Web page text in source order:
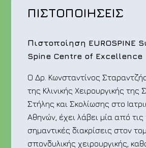
ΠΙΣΤΟΠΟΙΗΣΕΙΣ
Πιστοποίηση EUROSPINE
Spine Centre of Excellence
Ο Δρ. Κωνσταντίνος
της Κλινικής Χειρουργικής της
Στήλης και Σκολίωσης στο
Αθηνών, έχει λάβει μία από τις
σημαντικές διακρίσεις στον
σπονδυλικής χειρουργικής,